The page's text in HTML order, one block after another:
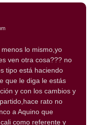
lo mismo,yo
ven otra cosa??? no
tipo está haciendo
que le diga le estás
y con los cambios y
rato no
a Aquino que
como referente y